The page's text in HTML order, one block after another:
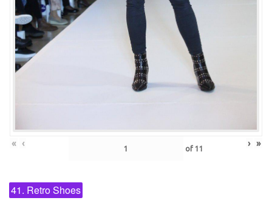
« ‹ of 11 › »
41. Retro Shoes